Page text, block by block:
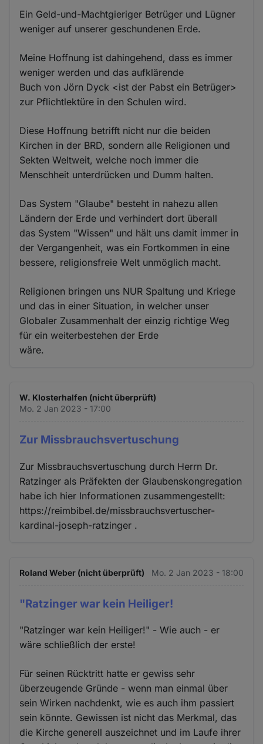
Ein Geld-und-Machtgieriger Betrüger und Lügner
weniger auf unserer geschundenen Erde.
Meine Hoffnung ist dahingehend, dass es immer
weniger werden und das aufklärende
Buch von Jörn Dyck <ist der Pabst ein Betrüger>
zur Pflichtlektüre in den Schulen wird.
Diese Hoffnung betrifft nicht nur die beiden
Kirchen in der BRD, sondern alle Religionen und
Sekten Weltweit, welche noch immer die
Menschheit unterdrücken und Dumm halten.
Das System "Glaube" besteht in nahezu allen
Ländern der Erde und verhindert dort überall
das System "Wissen" und hält uns damit immer in
der Vergangenheit, was ein Fortkommen in eine
bessere, religionsfreie Welt unmöglich macht.
Religionen bringen uns NUR Spaltung und Kriege
und das in einer Situation, in welcher unser
Globaler Zusammenhalt der einzig richtige Weg
für ein weiterbestehen der Erde
wäre.
W. Klosterhalfen (nicht überprüft)
Mo. 2 Jan 2023 - 17:00
Zur Missbrauchsvertuschung
Zur Missbrauchsvertuschung durch Herrn Dr.
Ratzinger als Präfekten der Glaubenskongregation
habe ich hier Informationen zusammengestellt:
https://reimbibel.de/missbrauchsvertuscher-
kardinal-joseph-ratzinger .
Roland Weber (nicht überprüft) Mo. 2 Jan 2023 - 18:00
"Ratzinger war kein Heiliger!
"Ratzinger war kein Heiliger!" - Wie auch - er
wäre schließlich der erste!
Für seinen Rücktritt hatte er gewiss sehr
überzeugende Gründe - wenn man einmal über
sein Wirken nachdenkt, wie es auch ihm passiert
sein könnte. Gewissen ist nicht das Merkmal, das
die Kirche generell auszeichnet und im Laufe ihrer